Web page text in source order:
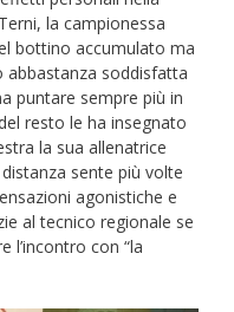
la campionessa
bottino accumulato ma
abbastanza soddisfatta
puntare sempre più in
resto le ha insegnato
la sua allenatrice
sente più volte
agonistiche e
al tecnico regionale se
l’incontro con “la